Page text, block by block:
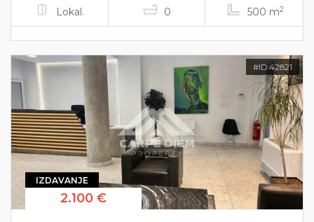
Lokal. 0 500 m2
#ID 42821
IZDAVANJE
2.100 €